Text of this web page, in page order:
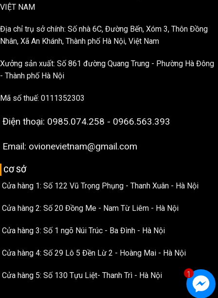
VIỆT NAM
Địa chỉ trụ sở chính: Số nhà 6C, Đường Bến, Xóm 3, Thôn Đồng
Nhân, Xã An Khánh, Thành phố Hà Nội, Việt Nam
Xưởng sản xuất: Số 861 đường Quang Trung - Phường Hà Đông
- Thành phố Hà Nội
Mã số thuế: 0111352303
Điện thoại: 0985.074.258 - 0966.563.393
Email: ovionevietnam@gmail.com
CƠ SỞ
Cửa hàng 1: Số 122 Vũ Trọng Phụng - Thanh Xuân - Hà Nội
Cửa hàng 2: Số 20 Đồng Me - Nam Từ Liêm - Hà Nội
Cửa hàng 3: Số 1 ngõ Núi Trúc - Ba Đình - Hà Nội
Cửa hàng 4: Số 29 Lô 5 Đền Lừ 2 - Hoàng Mai - Hà Nội
Cửa hàng 5: Số 130 Tựu Liệt- Thanh Trì - Hà Nội 1